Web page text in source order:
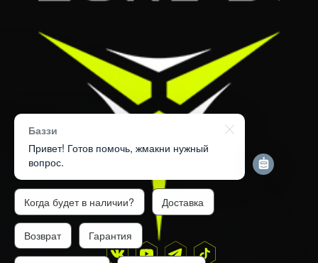
Баззи
Привет! Готов помочь, жмакни нужный
вопрос.
Когда будет в наличии? Доставка
Возврат Гарантия